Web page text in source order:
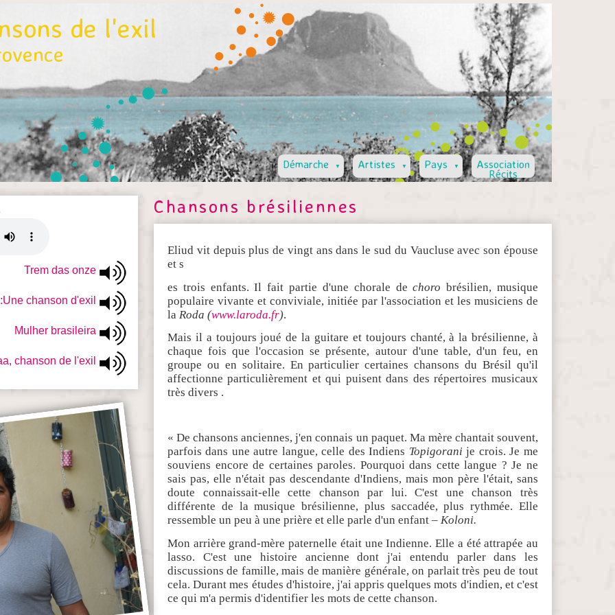
de l'exil
Démarche ▼ Artistes ▼ Pays ▼ Association
Récits
Trem das onze
chanson d'exil
Mulher brasileira
chanson de l'exil
Chansons brésiliennes
Eliud vit depuis plus de vingt ans dans le sud du Vaucluse avec son épouse
et s
es trois enfants. Il fait partie d'une chorale dechorobrésilien, musique
populaire vivante et conviviale, initiée par l'association et les musiciens de
la Roda (www.laroda.fr).
Mais il a toujours joué de la guitare et toujours chanté, à la brésilienne, à
chaque fois que l'occasion se présente, autour d'une table, d'un feu, en
groupe ou en solitaire. En particulier certaines chansons du Brésil qu'il
affectionne particulièrement et qui puisent dans des répertoires musicaux
très divers .
« De chansons anciennes, j'en connais un paquet. Ma mère chantait souvent,
parfois dans une autre langue, celle des Indiens Topigorani je crois. Je me
souviens encore de certaines paroles. Pourquoi dans cette langue ? Je ne
sais pas, elle n'était pas descendante d'Indiens, mais mon père l'était, sans
doute connaissait-elle cette chanson par lui. C'est une chanson très
différente de la musique brésilienne, plus saccadée, plus rythmée. Elle
ressemble un peu à une prière et elle parle d'un enfant – Koloni.
Mon arrière grand-mère paternelle était une Indienne. Elle a été attrapée au
lasso. C'est une histoire ancienne dont j'ai entendu parler dans les
discussions de famille, mais de manière générale, on parlait très peu de tout
cela. Durant mes études d'histoire, j'ai appris quelques mots d'indien, et c'est
ce qui m'a permis d'identifier les mots de cette chanson.